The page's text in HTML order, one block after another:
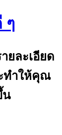
ๆ
ยละเอียด
ทำให้คุณ
น